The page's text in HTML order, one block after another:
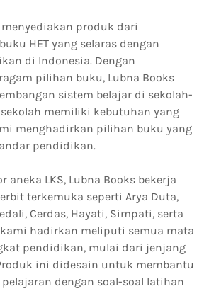
produk dari
HET yang selaras dengan
di Indonesia. Dengan
pilihan buku, Lubna Books
sistem belajar di sekolah-
sekolah memiliki kebutuhan yang
menghadirkan pilihan buku yang
pendidikan.
aneka LKS, Lubna Books bekerja
terkemuka seperti Arya Duta,
Cerdas, Hayati, Simpati, serta
kami hadirkan meliputi semua mata
pendidikan, mulai dari jenjang
ini didesain untuk membantu
dengan soal-soal latihan